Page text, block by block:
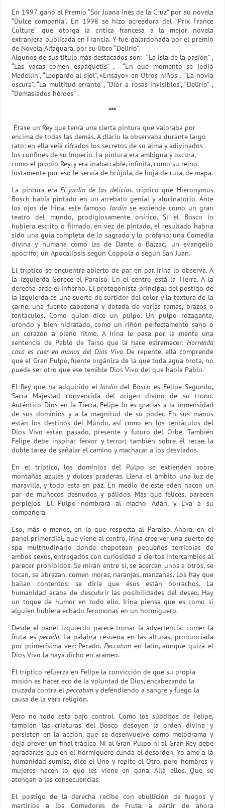
En 1997 ganó el Premio “Sor Juana Inés de la Cruz” por su novela
“Dulce compañía”. En 1998 se hizo acreedora del “Prix France
Culture” que otorga la crítica francesa a la mejor novela
extranjera publicada en Francia. Y fue galardonada por el premio
de Novela Alfaguara, por su libro “Delirio”.
Algunos de sus título más destacados son: “La isla de la pasión” ,
“Las vacas comen espaguetis” , “En qué momento se jodió
Medellín”, “Leopardo al s]ol”, «Ensayo» en Otros niños , “La novia
oscura”, “La multitud errante , “Olor a rosas invisibles”, “Delirio” ,
“Demasiados héroes” .
***
Érase un Rey que tenía una cierta pintura que valoraba por
encima de todas las demás. A diario la observaba durante largo
rato: en ella veía cifrados los secretos de su alma y adivinados
los confines de su Imperio. La pintura era ambigua y oscura,
como el propio Rey, y era inabarcable, infinita, como su reino.
Justamente por eso le servía de brújula, de hoja de ruta, de mapa.
La pintura eraEl jardín de las delicias, tríptico que Hieronymus
Bosch había pintado en un arrebato genial y alucinatorio. Ante
los ojos de Irina, este famosoJardínse extiende como un gran
teatro del mundo, prodigiosamente onírico. Si el Bosco lo
hubiera escrito o filmado, en vez de pintado, el resultado habría
sido una guía completa de lo sagrado y lo profano: una Comedia
divina y humana como las de Dante o Balzac; un evangelio
apócrifo; un Apocalipsis según Coppola o según San Juan.
El tríptico se encuentra abierto de par en par. Irina lo observa. A
la izquierda Gorece el Paraíso. En el centro está la Tierra. A la
derecha arde el Infierno. El protagonista principal del postigo de
la izquierda es una suerte de surtidor del color y la textura de la
carne, una fuente cabezona y dotada de varias ramas, brazos o
tentáculos. Como quien dice un pulpo. Un pulpo rozagante,
orondo y bien hidratado, como un riñón perfectamente sano o
un corazón a pleno ritmo. A Irina le pasa por la mente una
sentencia de Pablo de Tarso que la hace estremecer: Horrenda
cosa es caer en manos del Dios Vivo. De repente, ella comprende
que el Gran Pulpo, fuente orgánica de la que toda agua brota, no
puede ser otro que ese temible Dios Vivo del que habla Pablo.
El Rey que ha adquirido elJardín del Bosco es Felipe Segundo,
Sacra Majestad convencida del origen divino de su trono.
Auténtico Dios en la Tierra, Felipe lo es gracias a la inmensidad
de sus dominios y a la magnitud de su poder. En sus manos
están los destinos del Mundo, así como en los tentáculos del
Dios Vivo están pasado, presente y futuro del Orbe. También
Felipe debe inspirar fervor y terror; también sobre él recae la
doble tarea de señalar el camino y machacar a los desviados.
En el tríptico, los dominios del Pulpo se extienden sobre
montañas azules y dulces praderas. Llena el ámbito una luz de
maravilla, y todo está en paz. En medio de este edén nacen un
par de muñecos desnudos y pálidos. Más que felices, parecen
perplejos. El Pulpo nombrará al macho Adán, y Eva a su
compañera.
Eso, más o menos, en lo que respecta al Paraíso. Ahora, en el
panel primordial, que viene al centro, Irina cree ver una suerte de
spa multitudinario donde chapotean pequeños terrícolas de
ambos sexos, entregados con curiosidad a ciertos intercambios al
parecer prohibidos. Se miran entre sí, se acercan unos a otros, se
tocan, se abrazan, comen moras, naranjas, manzanas. Los hay que
bailan contentos: se diría que ésos están borrachos. La
humanidad acaba de descubrir las posibilidades del deseo. Hay
un toque de humor en todo ello. Irina piensa que es como si
alguien hubiera echado feromonas en un hormiguero.
Desde el panel izquierdo parece tronar la advertencia: comer la
fruta es pecado. La palabra resuena en las alturas, pronunciada
por primerísima vez: Pecado.Peccatum en latín, aunque quizá el
Dios Vivo la haya dicho en arameo.
El tríptico refuerza en Felipe la convicción de que su propia
misión es hacer eco de la voluntad de Dios, encabezando la
cruzada contra elpeccatum y defendiendo a sangre y fuego la
causa de la vera religión.
Pero no todo está bajo control. Como los súbditos de Felipe,
también las criaturas del Bosco desoyen la orden divina y
persisten en la acción, que se desenvuelve como melodrama y
deja prever un final trágico. Ni al Gran Pulpo ni al Gran Rey debe
agradarles que en el hormiguero cunda el desorden. Yo amo a la
humanidad sumisa, dice el Uno y repite el Otro, pero hombres y
mujeres hacen lo que les viene en gana. Allá ellos. Que se
atengan a las consecuencias.
El postigo de la derecha recibe con ebullición de fuegos y
martirios a los Comedores de Fruta, a partir de ahora